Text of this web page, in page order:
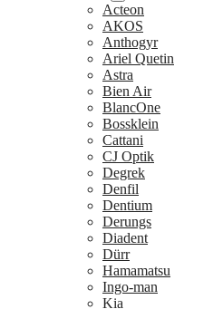
Acteon
AKOS
Anthogyr
Ariel Quetin
Astra
Bien Air
BlancOne
Bossklein
Cattani
CJ Optik
Degrek
Denfil
Dentium
Derungs
Diadent
Dürr
Hamamatsu
Ingo-man
Kia